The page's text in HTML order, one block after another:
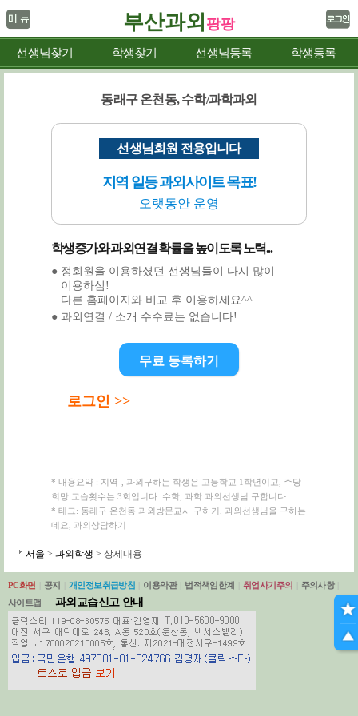
부산과외 팡팡
선생님찾기 학생찾기 선생님등록 학생등록
동래구 온천동, 수학/과학과외
선생님회원 전용입니다
지역 일등 과외사이트 목표!
오랫동안 운영
학생증가와 과외연결 확률을 높이도록 노력...
● 정회원을 이용하셨던 선생님들이 다시 많이
이용하심!
다른 홈페이지와 비교 후 이용하세요^^
● 과외연결 / 소개 수수료는 없습니다!
무료 등록하기
로그인 >>
* 내용요약 : 지역-, 과외구하는 학생은 고등학교 1학년이고, 주당
희망 교습횟수는 3회입니다. 수학, 과학 과외선생님 구합니다.
* 태그: 동래구 온천동 과외방문교사 구하기, 과외선생님을 구하는
데요, 과외상담하기
서울 > 과외학생 > 상세내용
PC화면 공지 개인정보취급방침 이용약관 법적책임한계 취업사기주의 주의사항
사이트맵
과외교습신고 안내